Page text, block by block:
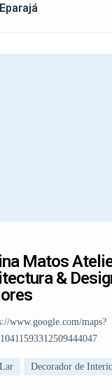
Eparajá
Matos
&
www.google.com/maps?
Decorador de